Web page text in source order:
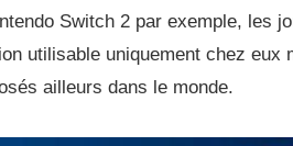
Switch 2 par exemple, les
utilisable uniquement chez eux
ailleurs dans le monde.